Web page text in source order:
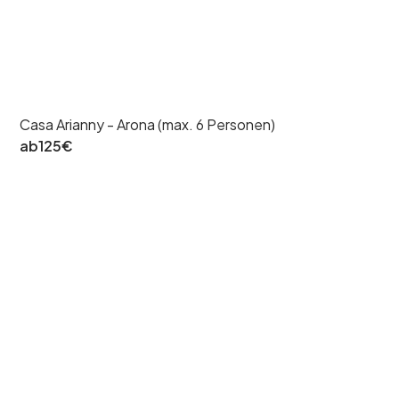
Casa Arianny - Arona (max. 6 Personen)
ab125€